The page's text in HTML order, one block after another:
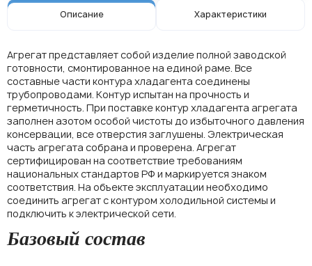
Описание Характеристики
Агрегат представляет собой изделие полной заводской
готовности, смонтированное на единой раме. Все
составные части контура хладагента соединены
трубопроводами. Контур испытан на прочность и
герметичность. При поставке контур хладагента агрегата
заполнен азотом особой чистоты до избыточного давления
консервации, все отверстия заглушены. Электрическая
часть агрегата собрана и проверена. Агрегат
сертифицирован на соответствие требованиям
национальных стандартов РФ и маркируется знаком
соответствия. На объекте эксплуатации необходимо
соединить агрегат с контуром холодильной системы и
подключить к электрической сети.
Базовый состав